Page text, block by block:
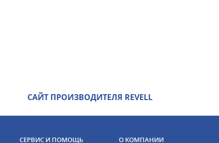
САЙТ ПРОИЗВОДИТЕЛЯ REVELL
СЕРВИС И ПОМОЩЬ О КОМПАНИИ